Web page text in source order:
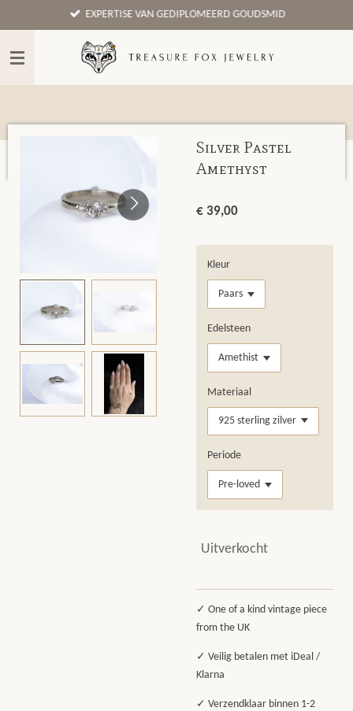
direct
naar
hoofdinhoud
EXPERTISE VAN GEDIPLOMEERD GOUDSMID
Silver Pastel
Amethyst
€ 39,00
Kleur
Edelsteen
Materiaal
Periode
Uitverkocht
✓ One of a kind vintage piece
from the UK
✓ Veilig betalen met iDeal /
Klarna
✓ Verzendklaar binnen 1-2